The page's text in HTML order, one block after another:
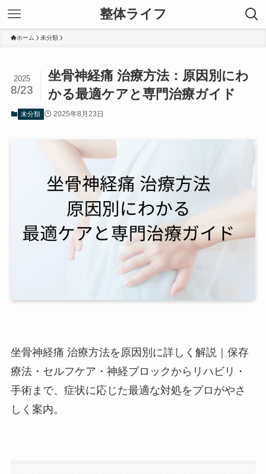
整体ライフ
ホーム 未分類
坐骨神経痛 治療方法：原因別にわ
かる最適ケアと専門治療ガイド
2025
8/23
未分類 2025年8月23日
坐骨神経痛 治療方法を原因別に詳しく解説｜保存
療法・セルフケア・神経ブロックからリハビリ・
手術まで、症状に応じた最適な対処をプロがやさ
しく案内。